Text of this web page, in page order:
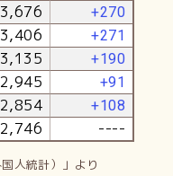
3,676 +270
3,406 +271
3,135 +190
2,945 +91
2,854 +108
2,746 ----
人統計）」より